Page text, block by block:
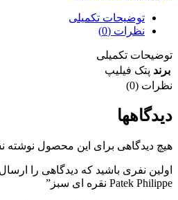
توضیحات تکمیلی
نظرات (0)
توضیحات تکمیلی
برند پتک فیلیپ
نظرات (0)
دیدگاهها
هیچ دیدگاهی برای این محصول
اولین نفری باشید که دیدگاهی را
Patek Philippe نقره ای سبز”